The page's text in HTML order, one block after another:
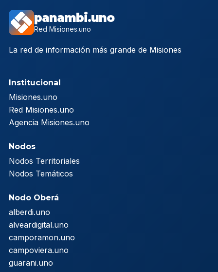
panambi.uno
Red Misiones.uno
La red de información más grande de Misiones
Institucional
Misiones.uno
Red Misiones.uno
Agencia Misiones.uno
Nodos
Nodos Territoriales
Nodos Temáticos
Nodo Oberá
alberdi.uno
alveardigital.uno
camporamon.uno
campoviera.uno
guarani.uno